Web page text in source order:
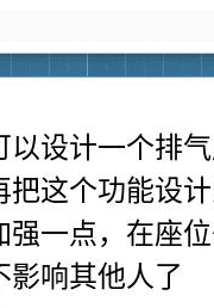
以设计一个排
把这个功能设
强一点，在座
响其他人了